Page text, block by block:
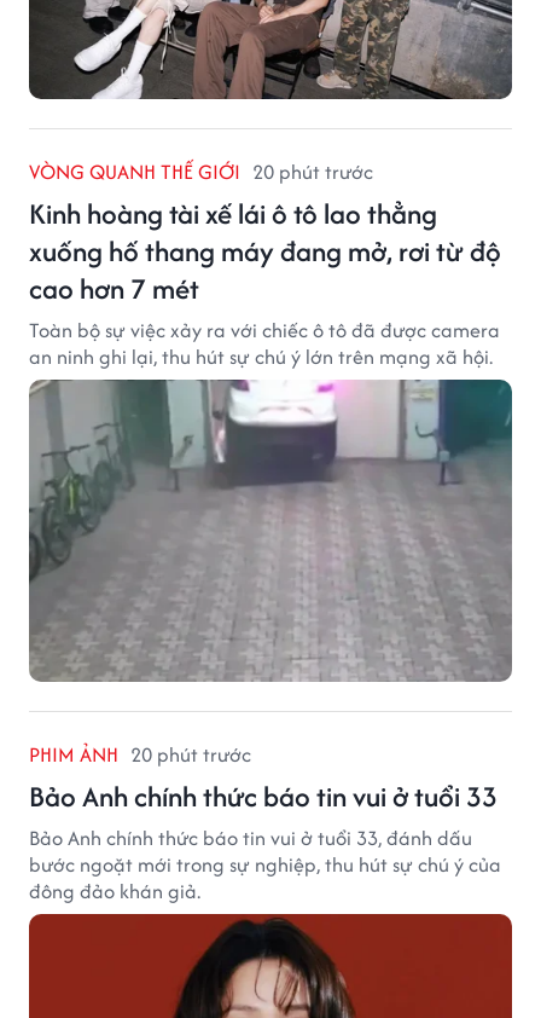
VÒNG QUANH THẾ GIỚI 20 phút trước
Kinh hoàng tài xế lái ô tô lao thẳng
xuống hố thang máy đang mở, rơi từ độ
cao hơn 7 mét
Toàn bộ sự việc xảy ra với chiếc ô tô đã được camera
an ninh ghi lại, thu hút sự chú ý lớn trên mạng xã hội.
PHIM ẢNH 20 phút trước
Bảo Anh chính thức báo tin vui ở tuổi 33
Bảo Anh chính thức báo tin vui ở tuổi 33, đánh dấu
bước ngoặt mới trong sự nghiệp, thu hút sự chú ý của
đông đảo khán giả.